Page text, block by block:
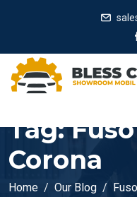
Tag:
Corona
Home Our Blog